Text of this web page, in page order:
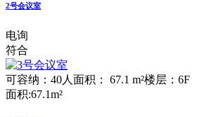
2号会议室
电询
符合
可容纳：40人 面积： 67.1 m²楼层：6F
面积:67.1m²